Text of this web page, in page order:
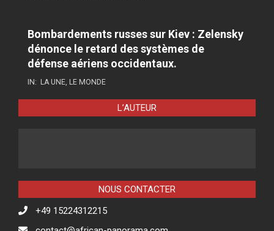
Bombardements russes sur Kiev : Zelensky
dénonce le retard des systèmes de
défense aériens occidentaux.
IN: LA UNE, LE MONDE
L’AUTEUR
NOUS CONTACTER
+49 15224312215